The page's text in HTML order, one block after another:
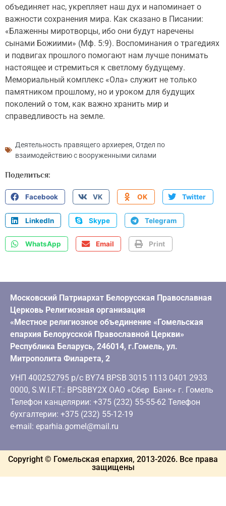
объединяет нас, укрепляет наш дух и напоминает о
важности сохранения мира. Как сказано в Писании:
«Блаженны миротворцы, ибо они будут наречены
сынами Божиими» (Мф. 5:9). Воспоминания о трагедиях
и подвигах прошлого помогают нам лучше понимать
настоящее и стремиться к светлому будущему.
Мемориальный комплекс «Ола» служит не только
памятником прошлому, но и уроком для будущих
поколений о том, как важно хранить мир и
справедливость на земле.
Деятельность правящего архиерея, Отдел по
взаимодействию с вооруженными силами
Поделиться:
Facebook VK OK Twitter
LinkedIn Skype Telegram
WhatsApp Email Print
Московский Патриархат Белорусская Православная
Церковь Религиозная организация
«Местное религиозное объединение «Гомельская
епархия Белорусской Православной Церкви»
Республика Беларусь, 246014, г.Гомель, ул.
Митрополита Филарета, 2
УНП 400252795 р/с BY74 BPSB 3015 1113 0401 2933
0000, S.W.I.F.T.: BPSBBY2X ОАО «Сбер Банк» г. Гомель
Телефон канцелярии: +375 (232) 55-55-62 Телефон
бухгалтерии: +375 (232) 55-12-19
e-mail: eparhia.gomel@mail.ru
Copyright © Гомельская епархия, 2013-2026. Все права
защищены